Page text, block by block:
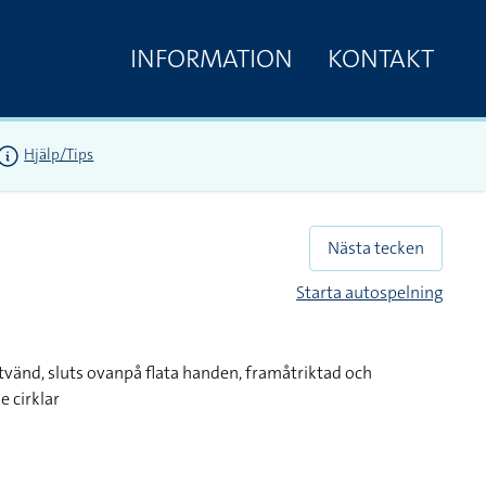
INFORMATION KONTAKT
Hjälp/Tips
Nästa tecken
Starta autospelning
sluts ovanpå flata handen, framåtriktad och
cirklar